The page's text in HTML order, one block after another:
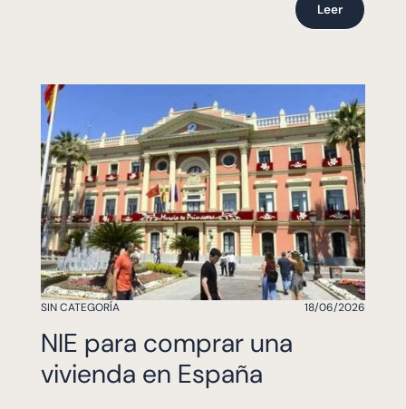
Leer
SIN CATEGORÍA 18/06/2026
NIE para comprar una
vivienda en España